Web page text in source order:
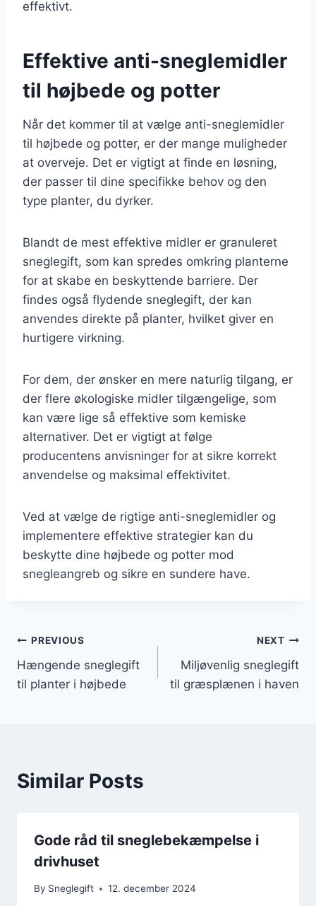
effektivt.
Effektive anti-sneglemidler
til højbede og potter
Når det kommer til at vælge anti-sneglemidler
til højbede og potter, er der mange muligheder
at overveje. Det er vigtigt at finde en løsning,
der passer til dine specifikke behov og den
type planter, du dyrker.
Blandt de mest effektive midler er granuleret
sneglegift, som kan spredes omkring planterne
for at skabe en beskyttende barriere. Der
findes også flydende sneglegift, der kan
anvendes direkte på planter, hvilket giver en
hurtigere virkning.
For dem, der ønsker en mere naturlig tilgang, er
der flere økologiske midler tilgængelige, som
kan være lige så effektive som kemiske
alternativer. Det er vigtigt at følge
producentens anvisninger for at sikre korrekt
anvendelse og maksimal effektivitet.
Ved at vælge de rigtige anti-sneglemidler og
implementere effektive strategier kan du
beskytte dine højbede og potter mod
snegleangreb og sikre en sundere have.
Indlægsnavigation
PREVIOUS
Hængende sneglegift
til planter i højbede
NEXT
Miljøvenlig sneglegift
til græsplænen i haven
Similar Posts
Gode råd til sneglebekæmpelse i
drivhuset
By Sneglegift 12. december 2024